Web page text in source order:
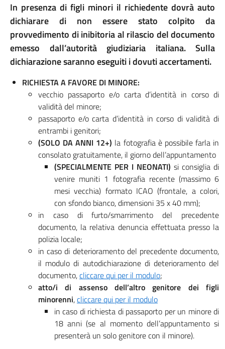
In presenza di figli minori il richiedente dovrà auto
dichiarare di non essere stato colpito da
provvedimento di inibitoria al rilascio del documento
emesso dall’autorità giudiziaria italiana. Sulla
dichiarazione saranno eseguiti i dovuti accertamenti.
RICHIESTA A FAVORE DI MINORE:
vecchio passaporto e/o carta d’identità in corso di
validità del minore;
passaporto e/o carta d’identità in corso di validità di
entrambi i genitori;
(SOLO DA ANNI 12+) la fotografia è possibile farla in
consolato gratuitamente, il giorno dell’appuntamento
(SPECIALMENTE PER I NEONATI) si consiglia di
venire muniti 1 fotografia recente (massimo 6
mesi vecchia) formato ICAO (frontale, a colori,
con sfondo bianco, dimensioni 35 x 40 mm);
in caso di furto/smarrimento del precedente
documento, la relativa denuncia effettuata presso la
polizia locale;
in caso di deterioramento del precedente documento,
il modulo di autodichiarazione di deterioramento del
documento,cliccare qui per il modulo;
atto/i di assenso dell’altro genitore dei figli
minorenni,cliccare qui per il modulo
in caso di richiesta di passaporto per un minore di
18 anni (se al momento dell’appuntamento si
presenterà un solo genitore con il minore).